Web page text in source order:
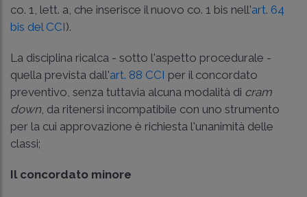
co. 1, lett. a, che inserisce il nuovo co. 1 bis nell'art. 64
bis del CCI).
La disciplina ricalca - sotto l'aspetto procedurale -
quella prevista dall'art. 88 CCI per il concordato
preventivo, senza tuttavia alcuna modalità di cram
down , da ritenersi incompatibile con uno strumento
per la cui approvazione è richiesta l'unanimità delle
classi;
Il concordato minore